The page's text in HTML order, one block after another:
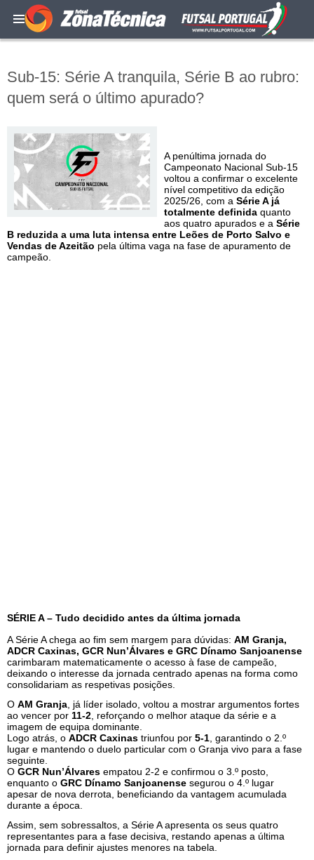
Sub-15: Série A tranquila, Série B ao rubro:
quem será o último apurado?
A penúltima jornada do
Campeonato Nacional Sub-15
voltou a confirmar o excelente
nível competitivo da edição
2025/26, com a Série A já
totalmente definida quanto
aos quatro apurados e a Série
B reduzida a uma luta intensa entre Leões de Porto Salvo e
Vendas de Azeitão pela última vaga na fase de apuramento de
campeão.
SÉRIE A – Tudo decidido antes da última jornada
A Série A chega ao fim sem margem para dúvidas: AM Granja,
ADCR Caxinas, GCR Nun’Álvares e GRC Dínamo Sanjoanense
carimbaram matematicamente o acesso à fase de campeão,
deixando o interesse da jornada centrado apenas na forma como
consolidariam as respetivas posições.
O AM Granja , já líder isolado, voltou a mostrar argumentos fortes
ao vencer por 11-2 , reforçando o melhor ataque da série e a
imagem de equipa dominante.
Logo atrás, o ADCR Caxinas triunfou por 5-1 , garantindo o 2.º
lugar e mantendo o duelo particular com o Granja vivo para a fase
seguinte.
O GCR Nun’Álvares empatou 2-2 e confirmou o 3.º posto,
enquanto o GRC Dínamo Sanjoanense segurou o 4.º lugar
apesar de nova derrota, beneficiando da vantagem acumulada
durante a época.
Assim, sem sobressaltos, a Série A apresenta os seus quatro
representantes para a fase decisiva, restando apenas a última
jornada para definir ajustes menores na tabela.